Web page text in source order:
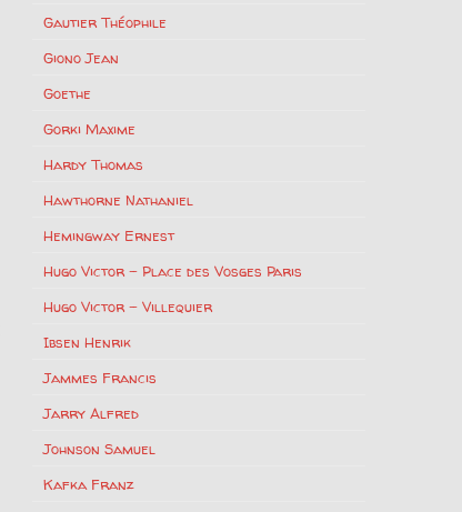
Gautier Théophile
Giono Jean
Goethe
Gorki Maxime
Hardy Thomas
Hawthorne Nathaniel
Hemingway Ernest
Hugo Victor – Place des Vosges Paris
Hugo Victor – Villequier
Ibsen Henrik
Jammes Francis
Jarry Alfred
Johnson Samuel
Kafka Franz